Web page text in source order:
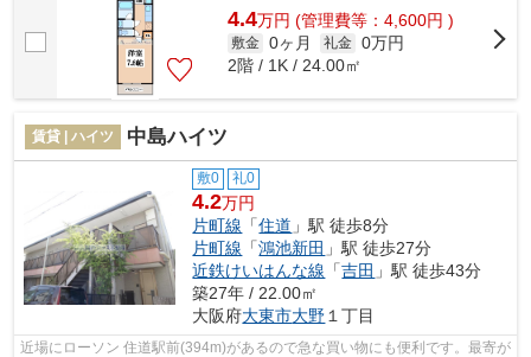
4.4万円 (管理費等：4,600円 )
敷金 0ヶ月 礼金 0万円
2階 / 1K / 24.00㎡
賃貸 | ハイツ 中島ハイツ
敷0 礼0
4.2万円
片町線 「住道 」駅 徒歩8分
片町線 「鴻池新田 」駅 徒歩27分
近鉄けいはんな線 「吉田 」駅 徒歩43分
築27年 / 22.00㎡
大阪府大東市大野１丁目
近場にローソン 住道駅前(394m)があるので急な買い物にも便利です。最寄が